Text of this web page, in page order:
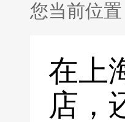
您当前位置
在上
店，